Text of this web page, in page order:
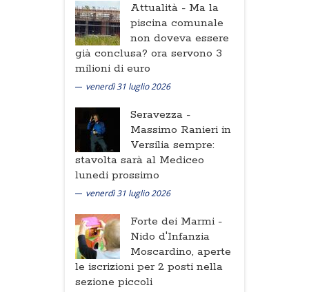
Attualità - Ma la
piscina comunale
non doveva essere
già conclusa? ora servono 3
milioni di euro
venerdì 31 luglio 2026
Seravezza -
Massimo Ranieri in
Versilia sempre:
stavolta sarà al Mediceo
lunedi prossimo
venerdì 31 luglio 2026
Forte dei Marmi -
Nido d'Infanzia
Moscardino, aperte
le iscrizioni per 2 posti nella
sezione piccoli